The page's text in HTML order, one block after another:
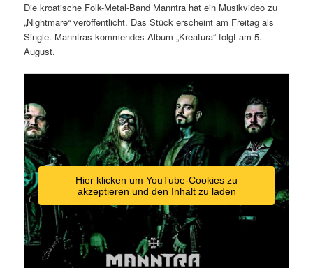
Die kroatische Folk-Metal-Band Manntra hat ein Musikvideo zu
„Nightmare“ veröffentlicht. Das Stück erscheint am Freitag als
Single. Manntras kommendes Album „Kreatura“ folgt am 5.
August.
Hier klicken um YouTube-Cookies zu
akzeptieren und den Inhalt zu laden